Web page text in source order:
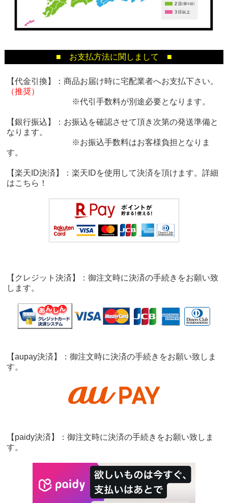
■ お支払方法に関しまして ■
【代金引換】：商品お届け時に宅配業者へお支払下さい。
（推奨）
※代引手数料が別途必要となります。
【銀行振込】：お振込を確認させて頂き次第の発送準備と
なります。
※お振込手数料はお客様負担となりま
す。
【楽天ID決済】：楽天IDを使用して決済を頂けます。詳細
はこちら！
【クレジット決済】：御注文時に決済の手続きをお願い致
します。
【aupay決済】：御注文時に決済の手続きをお願い致しま
す。
【paidy決済】：御注文時に決済の手続きをお願い致しま
す。